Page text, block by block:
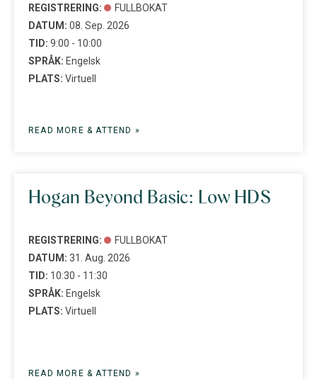
REGISTRERING:
FULLBOKAT
DATUM: 08. Sep. 2026
TID: 9:00 - 10:00
SPRÅK: Engelsk
PLATS: Virtuell
READ MORE & ATTEND »
Hogan Beyond Basic: Low HDS
REGISTRERING:
FULLBOKAT
DATUM: 31. Aug. 2026
TID: 10:30 - 11:30
SPRÅK: Engelsk
PLATS: Virtuell
READ MORE & ATTEND »